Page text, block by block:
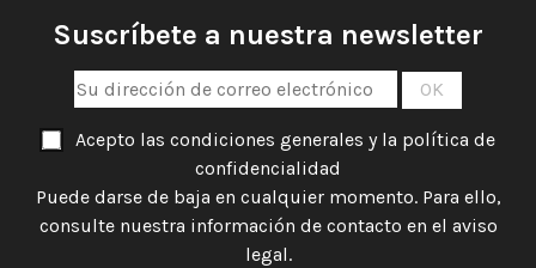
Suscríbete a nuestra newsletter
Acepto las condiciones generales y la política de
confidencialidad
Puede darse de baja en cualquier momento. Para ello,
consulte nuestra información de contacto en el aviso
legal.